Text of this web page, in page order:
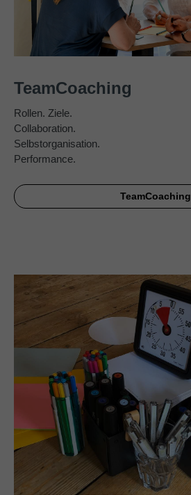
TeamCoaching
Rollen. Ziele.
Collaboration.
Selbstorganisation.
Performance.
TeamCoaching